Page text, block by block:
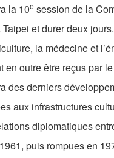
la 10e session de la
et durer deux
la médecine et
en outre être reçus par
des derniers
aux infrastructures
diplomatiques
puis rompues en